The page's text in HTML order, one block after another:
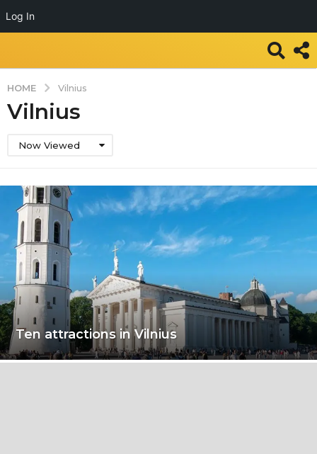
Log In
HOME Vilnius
Vilnius
Now Viewed
Ten attractions in Vilnius